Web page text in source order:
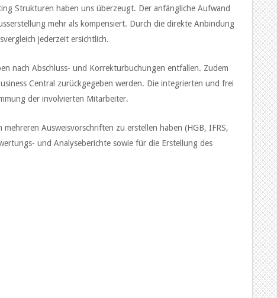
Strukturen haben uns überzeugt. Der anfängliche Aufwand
mehr als kompensiert. Durch die direkte Anbindung
jederzeit ersichtlich.
nach Abschluss- und Korrekturbuchungen entfallen. Zudem
Central zurückgegeben werden. Die integrierten und frei
der involvierten Mitarbeiter.
Ausweisvorschriften zu erstellen haben (HGB, IFRS,
und Analyseberichte sowie für die Erstellung des